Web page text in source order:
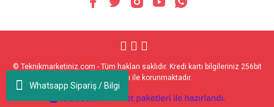
Whatsapp Sipariş / Bilgi
© Teknikmarketiniz.com - Tüm hakları saklıdır. Kredi kartı bilgileriniz 256bit
SSL sertifikası ile korunmaktadır.
e-